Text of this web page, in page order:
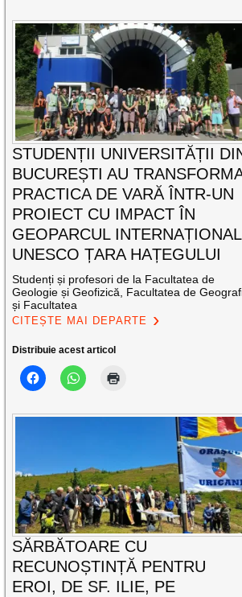
STUDENȚII UNIVERSITĂȚII
BUCUREȘTI AU
PRACTICA DE VARĂ ÎNTR-UN
PROIECT CU IMPACT ÎN
GEOPARCUL INTERNAȚIONAL
UNESCO ȚARA HAȚEGULUI
Studenți și profesori de la Facultatea de
Geologie și Geofizică, Facultatea de
și Facultatea
CITEȘTE MAI DEPARTE
Distribuie acest articol
SĂRBĂTOARE CU
RECUNOȘTINȚĂ PENTRU
EROI, DE SF. ILIE, PE